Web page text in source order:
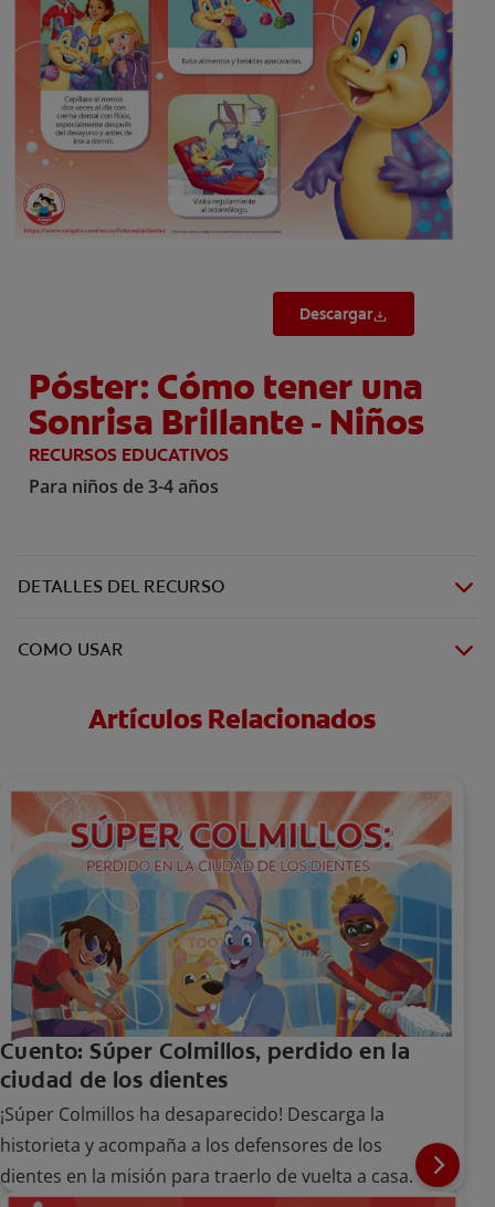
CHEQUEO DE SALUD BUCAL
CORRESPONDENCIA DE PRODUCTOS
PARA PROFESIONALES
CUPONES
MX (ES)
Descargar
Póster: Cómo tener una
Sonrisa Brillante - Niños
RECURSOS EDUCATIVOS
Para niños de 3-4 años
DETALLES DEL RECURSO
COMO USAR
Artículos Relacionados
Cuento: Súper Colmillos, perdido en la
ciudad de los dientes
¡Súper Colmillos ha desaparecido! Descarga la
historieta y acompaña a los defensores de los
dientes en la misión para traerlo de vuelta a casa.